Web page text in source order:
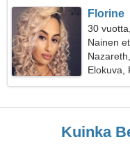
Florine
30
Nainen
Elokuva,
Kuinka